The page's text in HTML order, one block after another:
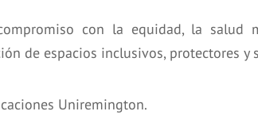
con la equidad, la salud
de espacios inclusivos, protectores y
Uniremington.